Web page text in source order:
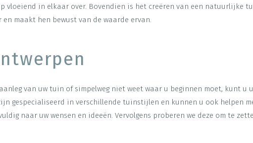
vloeiend in elkaar over. Bovendien is het creëren van een natuurlijke
maakt hen bewust van de waarde ervan.
van uw tuin of simpelweg niet weet waar u beginnen moet, kunt u
gespecialiseerd in verschillende tuinstijlen en kunnen u ook helpen
naar uw wensen en ideeën. Vervolgens proberen we deze om te